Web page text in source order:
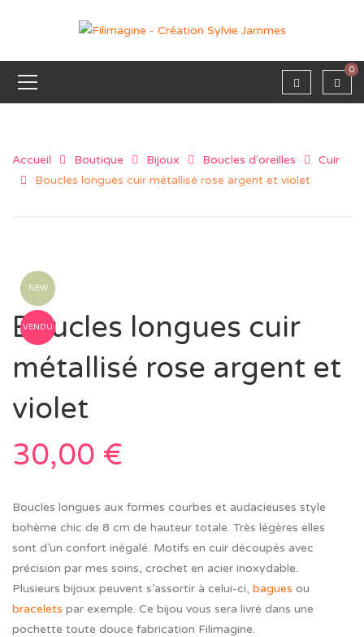
0
Accueil Boutique Bijoux Boucles d'oreilles
Cuir
Boucles longues cuir métallisé rose argent et violet
NEW
VENDU
Boucles longues cuir
métallisé rose argent et
violet
30,00 €
Boucles longues aux formes courbes et audacieuses style
bohème chic de 8 cm de hauteur totale. Très légères elles
sont d’un confort inégalé. Motifs en cuir découpés avec
précision par mes soins, crochet en acier inoxydable.
Plusieurs bijoux peuvent s’assortir à celui-ci, bagues ou
bracelets par exemple. Ce bijou vous sera livré dans une
pochette toute douce fabrication Filimagine.